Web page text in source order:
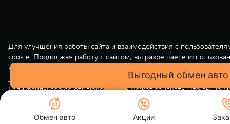
Для улучшения работы сайта и взаимодействия с
cookie. Продолжая работу с сайтом, вы разрешаете
вашей персональной информации на нашем сайте
конфиденциальности
. Вы всегда можете отключить файлы
Если файлы cookie отключены, это может означать, что вы не
использовать все функции нашего сайта.
Обмен авто Акции